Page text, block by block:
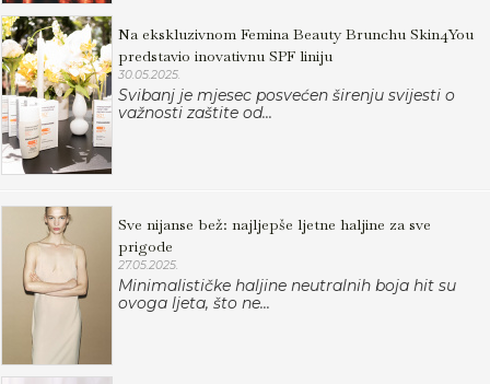
Na ekskluzivnom Femina Beauty Brunchu Skin4You
predstavio inovativnu SPF liniju
30.05.2025.
Svibanj je mjesec posvećen širenju svijesti o
važnosti zaštite od...
Sve nijanse bež: najljepše ljetne haljine za sve
prigode
27.05.2025.
Minimalističke haljine neutralnih boja hit su
ovoga ljeta, što ne...